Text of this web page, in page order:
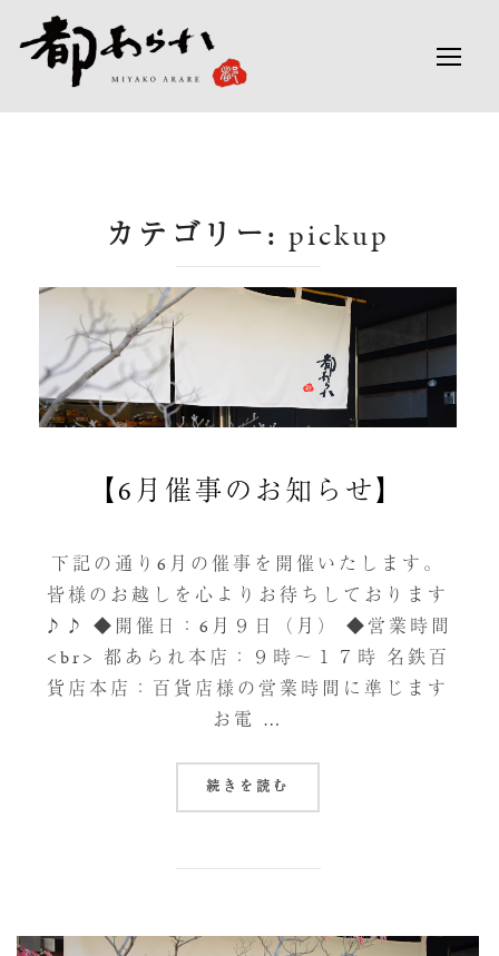
ン
ン
対
サイ
カテゴリー:pickup
【6月催事のお知らせ】
下記の通り6月の催事を開催いたします。
皆様のお越しを心よりお待ちしております
♪♪ ◆開催日：6月９日（月） ◆営業時間
<br> 都あられ本店：９時～１７時 名鉄百
貨店本店：百貨店様の営業時間に準じます
お電 …
続きを読む